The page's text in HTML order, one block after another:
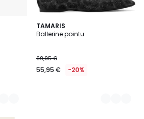
TAMARIS
Ballerine pointu
69,95 €
55,95 € -20%
2
Couleurs